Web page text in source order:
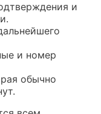
и
и номер
обычно